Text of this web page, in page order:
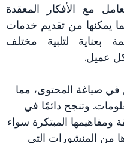
مع الأفكار المعقدة
يمكنها من تقديم خدمات
بعناية لتلبية مختلف
كل عميل.
صياغة المحتوى، مما
وتنجح دائمًا في
ومفاهيمها المبتكرة سواء
من المنشورات التي